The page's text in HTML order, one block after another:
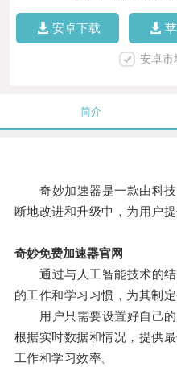
安卓下载
安卓市
简介
奇妙加速器是一款由科技
断地改进和升级中，为用户
奇妙免费加速器官网
通过与人工智能技术的结
的工作和学习习惯，为其制
用户只需要设置好自己的
根据实时数据和情况，提供
工作和学习效率。